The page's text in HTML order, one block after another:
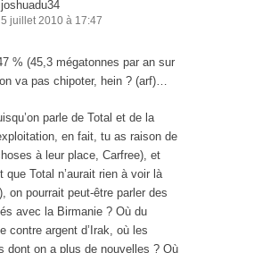
joshuadu34
5 juillet 2010 à 17:47
% (45,3 mégatonnes par an sur
va pas chipoter, hein ? (arf)…
parle de Total et de la
en fait, tu as raison de
à leur place, Carfree), et
que Total n’aurait rien à voir là
on pourrait peut-être parler des
avec la Birmanie ? Où du
contre argent d’Irak, où les
dont on a plus de nouvelles ? Où